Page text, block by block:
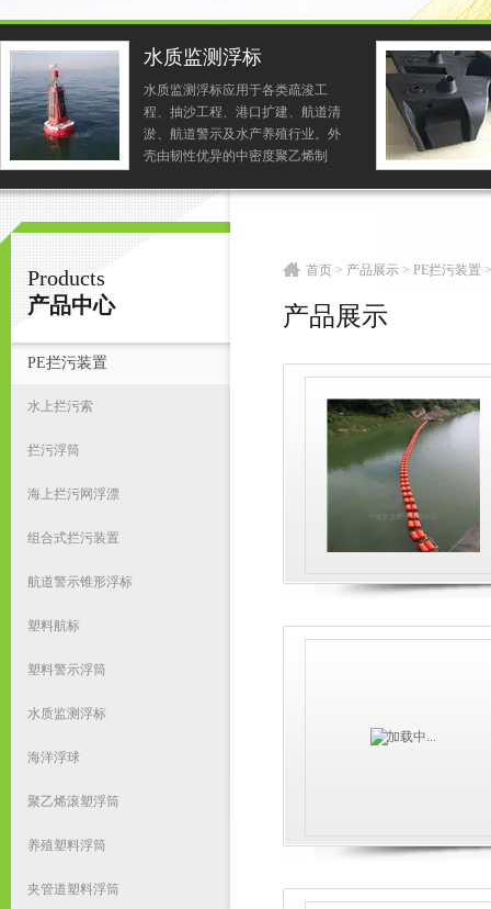
宁波君益塑业有限公司
首
水质监测浮标
水质监测浮标应用于各类疏浚工
程、抽沙工程、港口扩建、航道清
淤、航道警示及水产养殖行业。外
壳由韧性优异的中密度聚乙烯制
Products
产品中心
PE拦污装置
水上拦污索
拦污浮筒
海上拦污网浮漂
组合式拦污装置
航道警示锥形浮标
塑料航标
塑料警示浮筒
水质监测浮标
海洋浮球
聚乙烯滚塑浮筒
养殖塑料浮筒
夹管道塑料浮筒
首页 > 产品展示 > PE拦污装置 >
产品展示